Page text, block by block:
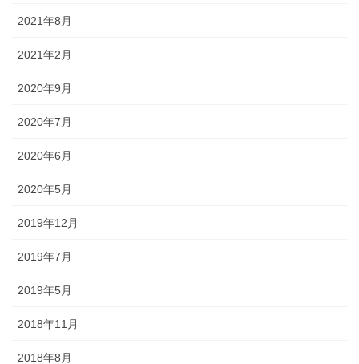
2021年8月
2021年2月
2020年9月
2020年7月
2020年6月
2020年5月
2019年12月
2019年7月
2019年5月
2018年11月
2018年8月